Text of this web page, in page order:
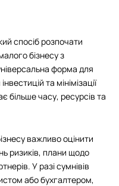
спосіб розпочати
бізнесу з
форма для
та мінімізації
більше часу, ресурсів та
важливо оцінити
ризиків, плани щодо
У разі сумнівів
або бухгалтером,